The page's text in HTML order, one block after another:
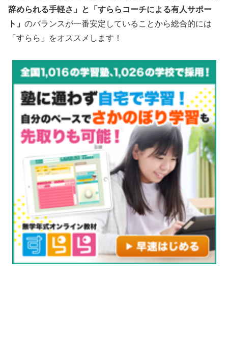
辞められる手軽さ」と「すららコーチによる有人サポー
ト」 のバランスが一番安定していることから総合的には
「すらら」をオススメします！